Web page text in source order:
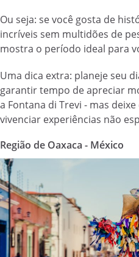
Ou seja: se você gosta de
incríveis sem multidões de
mostra o período ideal para
Uma dica extra: planeje seu
garantir tempo de apreciar
a Fontana di Trevi - mas
vivenciar experiências não
Região de Oaxaca - México